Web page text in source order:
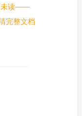
未读——
完整文档